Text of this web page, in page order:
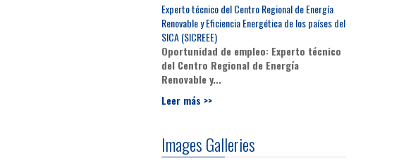
Experto técnico del Centro Regional de Energía
Renovable y Eficiencia Energética de los países del
SICA (SICREEE)
Oportunidad de empleo: Experto técnico
del Centro Regional de Energía
Renovable y...
Leer más >>
Images Galleries